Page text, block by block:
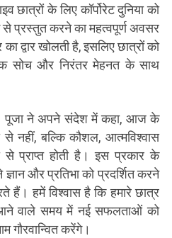
छात्रों के लिए कॉर्पोरेट दुनिया को
प्रस्तुत करने का महत्वपूर्ण अवसर
द्वार खोलती है, इसलिए छात्रों को
सोच और निरंतर मेहनत के साथ
पूजा ने अपने संदेश में कहा, आज के
नहीं, बल्कि कौशल, आत्मविश्वास
प्राप्त होती है। इस प्रकार के
और प्रतिभा को प्रदर्शित करने
हैं। हमें विश्वास है कि हमारे छात्र
वाले समय में नई सफलताओं को
गौरवान्वित करेंगे।